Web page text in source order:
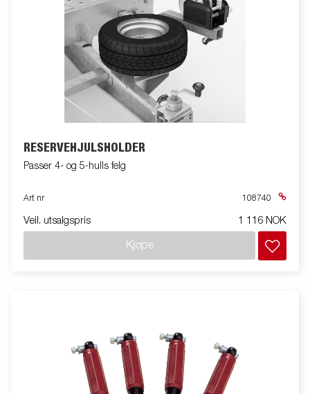
RESERVEHJULSHOLDER
Passer 4- og 5-hulls felg
Art nr 108740
Veil. utsalgspris 1 116 NOK
Kjøpe